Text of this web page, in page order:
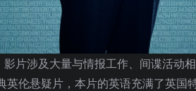
片涉及大量与情报工作、间谍活动
伦悬疑片，本片的英语充满了英国